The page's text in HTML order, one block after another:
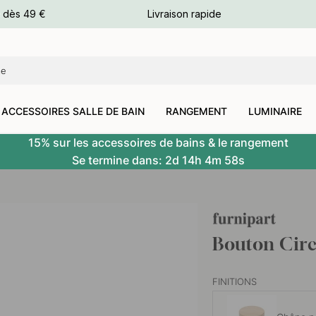
dès 49 € Livraison rapide
ACCESSOIRES SALLE DE BAIN RANGEMENT LUMINAIRE
15% sur les accessoires de bains & le rangement
Se termine dans: 2d 14h 4m 57s
Bouton
FINITIONS